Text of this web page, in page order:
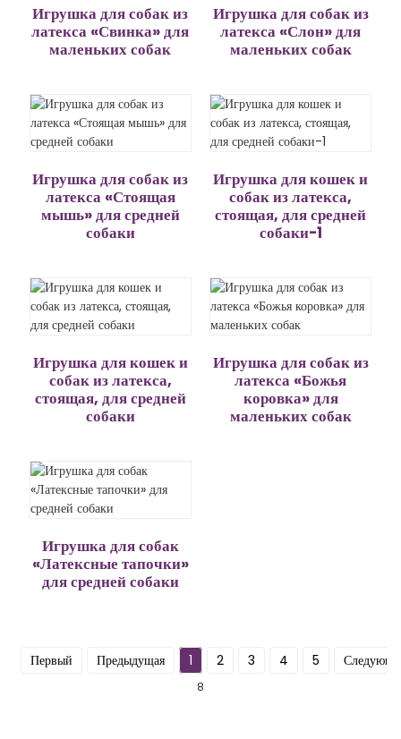
Игрушка для собак из
латекса «Свинка» для
маленьких собак
Игрушка для собак из
латекса «Слон» для
маленьких собак
Игрушка для собак из
латекса «Стоящая
мышь» для средней
собаки
Игрушка для кошек и
собак из латекса,
стоящая, для средней
собаки-1
Игрушка для кошек и
собак из латекса,
стоящая, для средней
собаки
Игрушка для собак из
латекса «Божья
коровка» для
маленьких собак
Игрушка для собак
«Латексные тапочки»
для средней собаки
Первый Предыдущая 1 2 3 4 5
8